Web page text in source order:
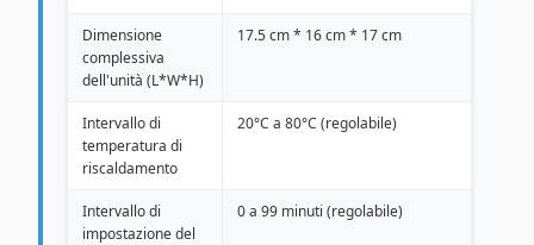
Dimensione
complessiva
dell'unità (L*W*H)
17.5 cm * 16 cm * 17 cm
Intervallo di
temperatura di
riscaldamento
20°C a 80°C (regolabile)
Intervallo di
impostazione del
0 a 99 minuti (regolabile)